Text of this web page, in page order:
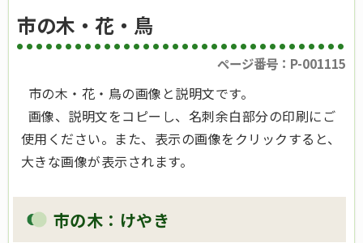
市の木・花・鳥
ページ番号：P-001115
市の木・花・鳥の画像と説明文です。
画像、説明文をコピーし、名刺余白部分の印刷にご
使用ください。また、表示の画像をクリックすると、
大きな画像が表示されます。
市の木：けやき